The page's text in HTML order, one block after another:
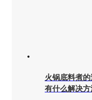
火锅底料煮
有什么解决方